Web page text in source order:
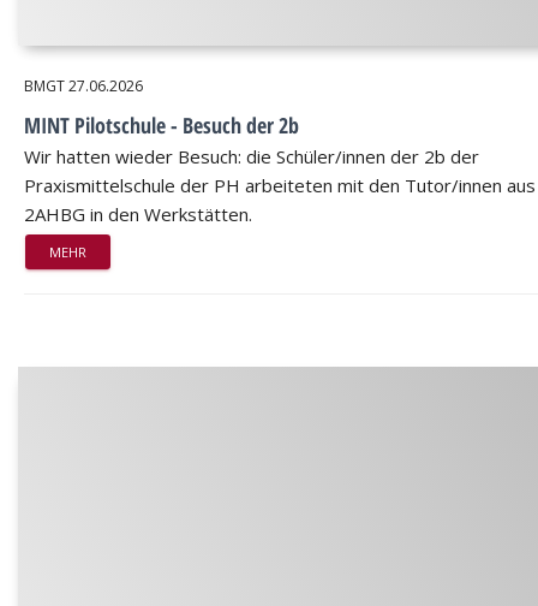
BMGT27.06.2026
MINT Pilotschule - Besuch der 2b
Wir hatten wieder Besuch: die Schüler/innen der 2b der
Praxismittelschule der PH arbeiteten mit den Tutor/innen
2AHBG in den Werkstätten.
MEHR